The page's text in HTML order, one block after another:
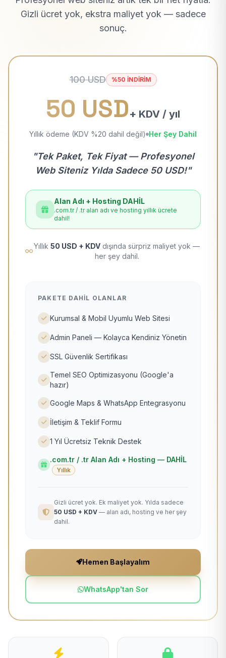
Gizli ücret yok, ekstra maliyet yok — sadece
sonuç.
100 USD %50 İNDİRİM
50 USD+ KDV / yıl
Yıllık ödeme (KDV %20 dahil değil) Her Şey Dahil
"Tek Paket, Tek Fiyat — Profesyonel
Web Siteniz Yılda Sadece 50 USD!"
Alan Adı + Hosting DAHİL
.com.tr / .tr alan adı ve hosting yıllık ücrete
dahil!
Yıllık 50 USD + KDV dışında sürpriz maliyet yok —
her şey dahil.
PAKETE DAHIL OLANLAR
Kurumsal & Mobil Uyumlu Web Sitesi
Admin Paneli — Kolayca Kendiniz Yönetin
SSL Güvenlik Sertifikası
Temel SEO Optimizasyonu (Google'a
hazır)
Google Maps & WhatsApp Entegrasyonu
İletişim & Teklif Formu
1 Yıl Ücretsiz Teknik Destek
.com.tr / .tr Alan Adı + Hosting — DAHİL
Yıllık
Gizli ücret yok. Ek maliyet yok. Yılda sadece
50 USD + KDV — alan adı, hosting ve her şey
dahil.
Hemen Başlayalım
WhatsApp'tan Sor